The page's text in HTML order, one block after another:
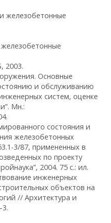
железобетонные
2003.
Основные
и обслуживанию
систем, оценке
Мн.:
состояния и
железобетонных
3/87, примененных в
по проекту
2004. 75 с.: ил.
инженерных
объектов на
// Архитектура и